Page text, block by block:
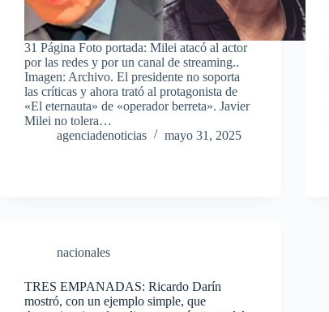
31 Página Foto portada: Milei atacó al actor
por las redes y por un canal de streaming..
Imagen: Archivo. El presidente no soporta
las críticas y ahora trató al protagonista de
«El eternauta» de «operador berreta». Javier
Milei no tolera…
agenciadenoticias
mayo 31, 2025
nacionales
TRES EMPANADAS: Ricardo Darín
mostró, con un ejemplo simple, que